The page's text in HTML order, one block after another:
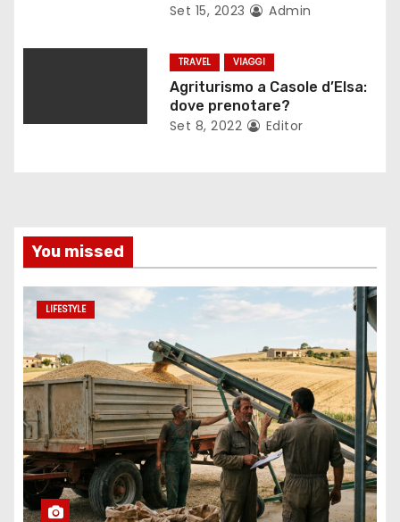
c
l
Set 15, 2023 Admin
TRAVEL VIAGGI
Agriturismo a Casole d’Elsa:
dove prenotare?
Set 8, 2022 Editor
You missed
LIFESTYLE